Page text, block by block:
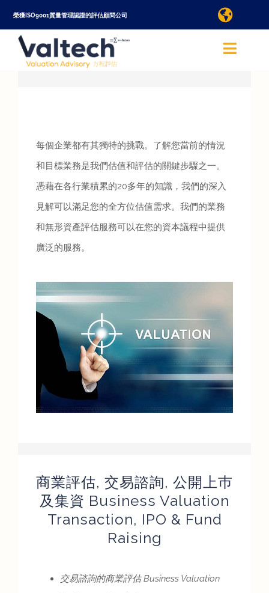
Skip
to
content
榮獲ISO9001質量管理認證的評估顧問公司
Toggle
查詢評估服務
Toggle
查詢評估服務
評估服務
線上評估
評估資訊
每個企業都有其獨特的挑戰。了解您當前的情況
和目標業務是我們估值和評估的關鍵步驟之一。
憑藉在各行業積累的20多年的知識，我們的深入
見解可以滿足您的全方位估值需求。我們的業務
和無形資產評估服務可以在您的資本議程中提供
廣泛的服務。
商業評估, 交易諮詢, 公開上巿
及集資 Business Valuation
Transaction, IPO & Fund
Raising
交易諮詢的商業評估 Business Valuation